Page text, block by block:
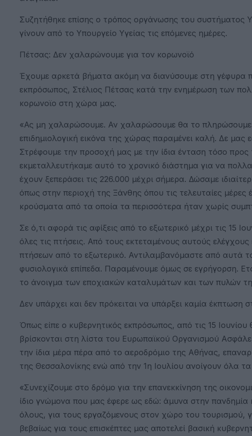
Συζητήθηκε επίσης ο τρόπος οργάνωσης του συστήματος
γίνουν από το Υπουργείο Υγείας τις επόμενες ημέρες.
Πέτσας: Δεν χαλαρώνουμε για τον κορωνοϊό
Έχουμε αρκετά βήματα ακόμη να διανύσουμε στη γέφυρα
εκπρόσωπος, Στέλιος Πέτσας κατά την ενημέρωση των
κορωνοϊο στη χώρα μας.
«Ας μη χαλαρώσουμε. Αν χαλαρώσουμε θα το
επιδημιολογική εικόνα της χώρας παραμένει καλή. Δε
Στρέφουμε την προσοχή μας με την ίδια ένταση τόσο
εκμεταλλευτήκαμε αυτό το χρονικό διάστημα για να
έχουν ξεπεράσει τις 226.000 μέχρι σήμερα. Δώσαμε
όπως στην περιοχή της Ξάνθης όπου τις τελευταίες
κρούσματα από τα οποία τα περισσότερα ήταν χωρίς
Σε ό,τι αφορά τις αφίξεις από το εξωτερικό μέχρι τις 15
όλες τις πτήσεις. Από τους εκτεταμένους αυτούς
πτήσεων από το εξωτερικό. Αντιλαμβανόμαστε από αυτά τα
φυσιολογικά επίπεδα. Παραμένουμε όμως σε εγρήγορση.
το άνοιγμα των εποχιακών καταλυμάτων και των πυλών
Δεν υπάρχει και δεν πρόκειται να υπάρξει καμία έκπτωση
Όπως είπε ο κυβερνητικός εκπρόσωπος, από τις 15
βρίσκονται στη λίστα του Ευρωπαϊκού Οργανισμού
την ίδια μέρα πέρα από το αεροδρόμιο της Αθήνας,
της Θεσσαλονίκης ενώ από την 1η Ιουλίου ανοίγουν όλα
«Συνεχίζουμε στο δρόμο για την επανεκκίνηση της
ίδιο γνώμονα που μας έφερε ως εδώ: άμυνα στην πανδημία
όλους, για τους εργαζόμενους στον χώρο του τουρισμού,
βεβαίως για τους επισκέπτες μας αποτελεί βασική